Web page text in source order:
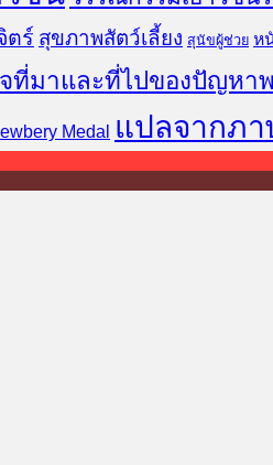
ตร์ สุขภาพสัตว์เลี้ยง สุนัขผู้ช่วย ห
จที่มาและที่ไปของปัญหา
Medal แปลจากภ